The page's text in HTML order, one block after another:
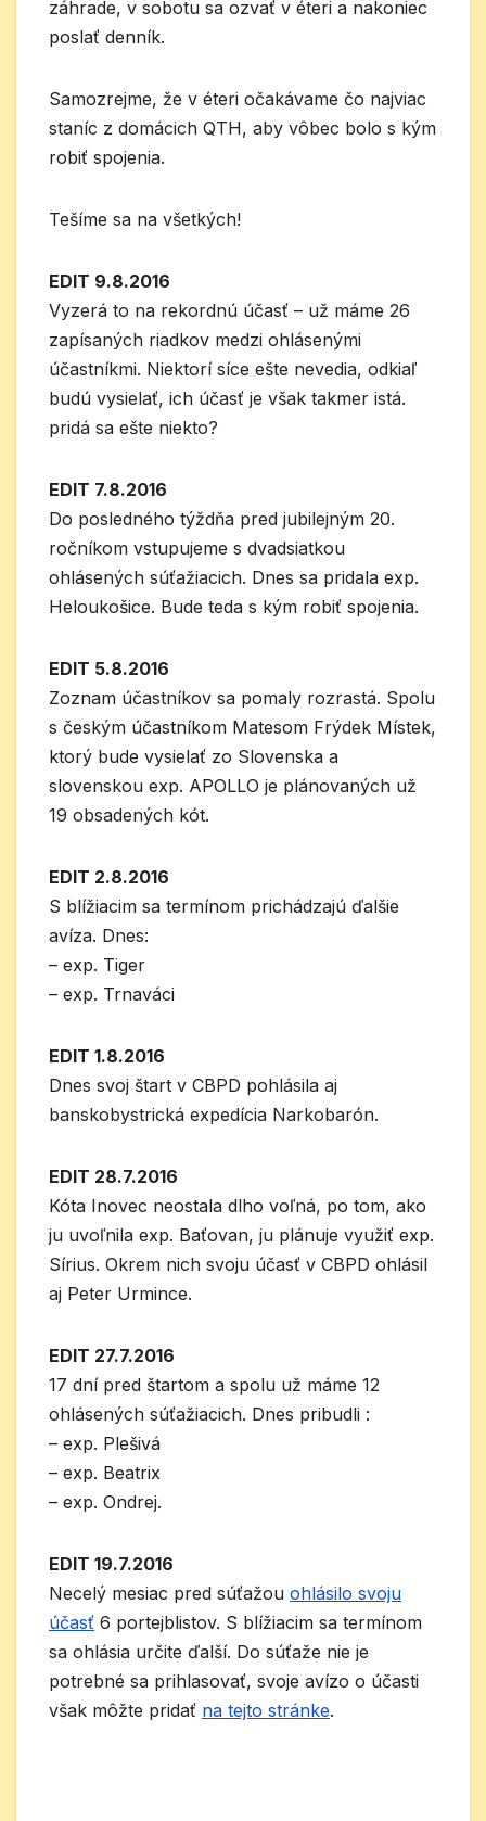
záhrade, v sobotu sa ozvať v éteri a nakoniec
poslať denník.
Samozrejme, že v éteri očakávame čo najviac
staníc z domácich QTH, aby vôbec bolo s kým
robiť spojenia.
Tešíme sa na všetkých!
EDIT 9.8.2016
Vyzerá to na rekordnú účasť – už máme 26
zapísaných riadkov medzi ohlásenými
účastníkmi. Niektorí síce ešte nevedia, odkiaľ
budú vysielať, ich účasť je však takmer istá.
pridá sa ešte niekto?
EDIT 7.8.2016
Do posledného týždňa pred jubilejným 20.
ročníkom vstupujeme s dvadsiatkou
ohlásených súťažiacich. Dnes sa pridala exp.
Heloukošice. Bude teda s kým robiť spojenia.
EDIT 5.8.2016
Zoznam účastníkov sa pomaly rozrastá. Spolu
s českým účastníkom Matesom Frýdek Místek,
ktorý bude vysielať zo Slovenska a
slovenskou exp. APOLLO je plánovaných už
19 obsadených kót.
EDIT 2.8.2016
S blížiacim sa termínom prichádzajú ďalšie
avíza. Dnes:
– exp. Tiger
– exp. Trnaváci
EDIT 1.8.2016
Dnes svoj štart v CBPD pohlásila aj
banskobystrická expedícia Narkobarón.
EDIT 28.7.2016
Kóta Inovec neostala dlho voľná, po tom, ako
ju uvoľnila exp. Baťovan, ju plánuje využiť exp.
Sírius. Okrem nich svoju účasť v CBPD ohlásil
aj Peter Urmince.
EDIT 27.7.2016
17 dní pred štartom a spolu už máme 12
ohlásených súťažiacich. Dnes pribudli :
– exp. Plešivá
– exp. Beatrix
– exp. Ondrej.
EDIT 19.7.2016
Necelý mesiac pred súťažou ohlásilo svoju
účasť 6 portejblistov. S blížiacim sa termínom
sa ohlásia určite ďalší. Do súťaže nie je
potrebné sa prihlasovať, svoje avízo o účasti
však môžte pridať na tejto stránke.